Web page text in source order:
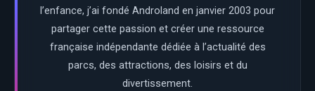
l’enfance, j’ai fondé Androland en janvier 2003 pour
partager cette passion et créer une ressource
française indépendante dédiée à l’actualité des
parcs, des attractions, des loisirs et du
divertissement.